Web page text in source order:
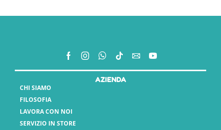
AZIENDA
CHI SIAMO
FILOSOFIA
LAVORA CON NOI
SERVIZIO IN STORE